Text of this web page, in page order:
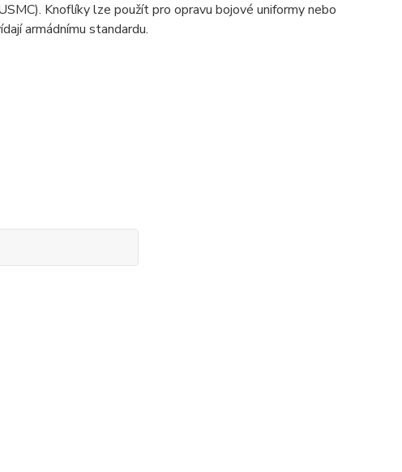
Knoflíky lze použít pro opravu bojové uniformy nebo
armádnímu standardu.